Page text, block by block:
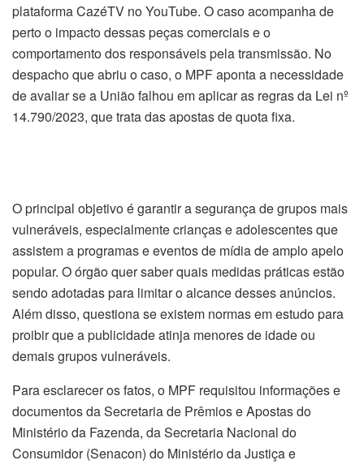
plataforma CazéTV no YouTube. O caso acompanha de
perto o impacto dessas peças comerciais e o
comportamento dos responsáveis pela transmissão. No
despacho que abriu o caso, o MPF aponta a necessidade
de avaliar se a União falhou em aplicar as regras da Lei nº
14.790/2023, que trata das apostas de quota fixa.
O principal objetivo é garantir a segurança de grupos mais
vulneráveis, especialmente crianças e adolescentes que
assistem a programas e eventos de mídia de amplo apelo
popular. O órgão quer saber quais medidas práticas estão
sendo adotadas para limitar o alcance desses anúncios.
Além disso, questiona se existem normas em estudo para
proibir que a publicidade atinja menores de idade ou
demais grupos vulneráveis.
Para esclarecer os fatos, o MPF requisitou informações e
documentos da Secretaria de Prêmios e Apostas do
Ministério da Fazenda, da Secretaria Nacional do
Consumidor (Senacon) do Ministério da Justiça e